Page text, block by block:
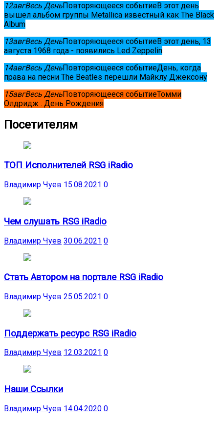
12авгВесь ДеньПовторяющееся событиеВ этот день
вышел альбом группы Metallica известный как The Black
Album
13авгВесь ДеньПовторяющееся событиеВ этот день, 13
августа 1968 года - появились Led Zeppelin
14авгВесь ДеньПовторяющееся событиеДень, когда
права на песни The Beatles перешли Майклу Джексону
15авгВесь ДеньПовторяющееся событиеТомми
Олдридж . День Рождения
Посетителям
ТОП Исполнителей RSG iRadio
Владимир Чуев 15.08.2021 0
Чем слушать RSG iRadio
Владимир Чуев 30.06.2021 0
Стать Автором на портале RSG iRadio
Владимир Чуев 25.05.2021 0
Поддержать ресурс RSG iRadio
Владимир Чуев 12.03.2021 0
Наши Ссылки
Владимир Чуев 14.04.2020 0